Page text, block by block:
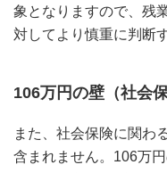
象となりますので、残
対してより慎重に判断
106万円の壁（社会保
また、社会保険に関わ
含まれません。106万